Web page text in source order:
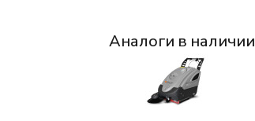
Аналоги в наличии